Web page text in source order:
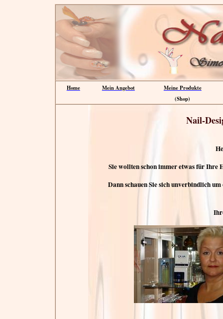
Home Mein Angebot
Meine Produkte
(Shop)
Nail-
Sie wollten schon immer etwas für Ihre
Dann schauen Sie sich unverbindlich